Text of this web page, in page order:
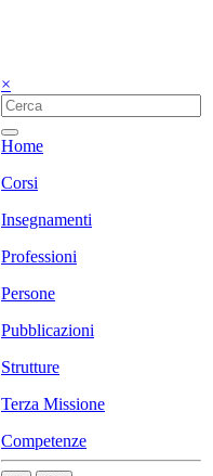
×
Home
Corsi
Insegnamenti
Professioni
Persone
Pubblicazioni
Strutture
Terza Missione
Competenze